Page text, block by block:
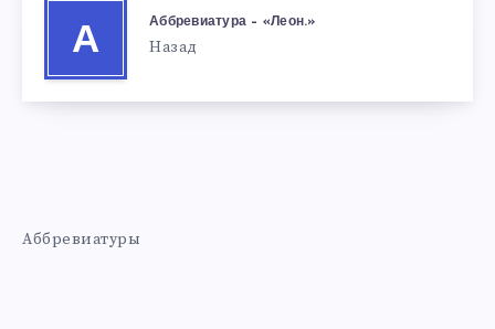
А
Аббревиатура – «Леон.»
Назад
Аббревиатуры